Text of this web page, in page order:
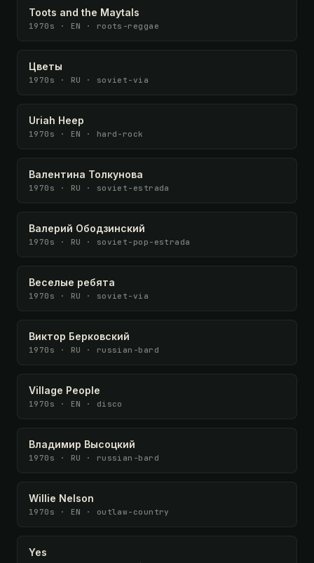
Toots and the Maytals
1970s · EN · roots-reggae
Цветы
1970s · RU · soviet-via
Uriah Heep
1970s · EN · hard-rock
Валентина Толкунова
1970s · RU · soviet-estrada
Валерий Ободзинский
1970s · RU · soviet-pop-estrada
Веселые ребята
1970s · RU · soviet-via
Виктор Берковский
1970s · RU · russian-bard
Village People
1970s · EN · disco
Владимир Высоцкий
1970s · RU · russian-bard
Willie Nelson
1970s · EN · outlaw-country
Yes